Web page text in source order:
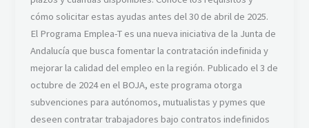
cómo solicitar estas ayudas antes del 30 de abril de 2025.
El Programa Emplea-T es una nueva iniciativa de la Junta de
Andalucía que busca fomentar la contratación indefinida y
mejorar la calidad del empleo en la región. Publicado el 3 de
octubre de 2024 en el BOJA, este programa otorga
subvenciones para autónomos, mutualistas y pymes que
deseen contratar trabajadores bajo contratos indefinidos